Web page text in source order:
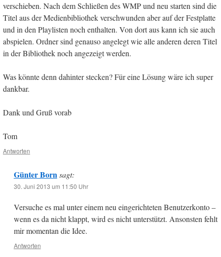
verschieben. Nach dem Schließen des WMP und neu starten sind die
Titel aus der Medienbibliothek verschwunden aber auf der Festplatte
und in den Playlisten noch enthalten. Von dort aus kann ich sie auch
abspielen. Ordner sind genauso angelegt wie alle anderen deren Titel
in der Bibliothek noch angezeigt werden.
Was könnte denn dahinter stecken? Für eine Lösung wäre ich super
dankbar.
Dank und Gruß vorab
Tom
Antworten
Günter Born sagt:
30. Juni 2013 um 11:50 Uhr
Versuche es mal unter einem neu eingerichteten Benutzerkonto –
wenn es da nicht klappt, wird es nicht unterstützt. Ansonsten fehlt
mir momentan die Idee.
Antworten